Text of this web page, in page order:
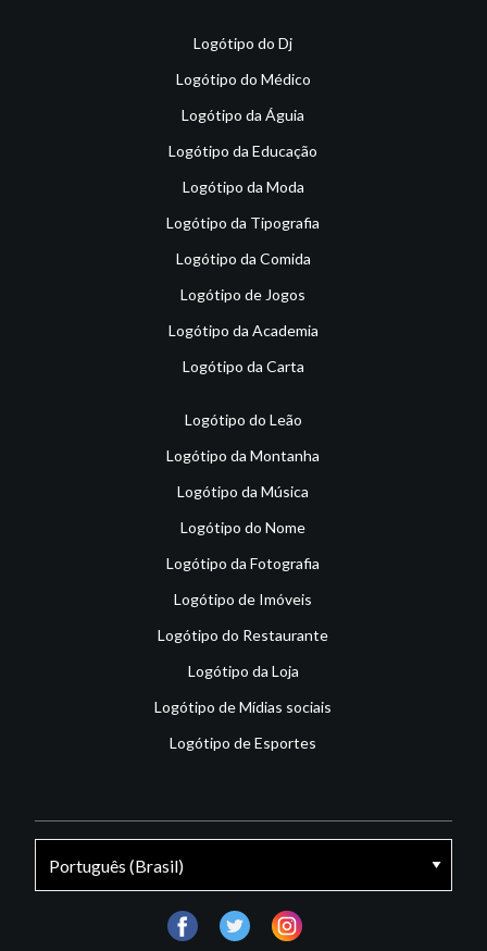
Logótipo do Dj
Logótipo do Médico
Logótipo da Águia
Logótipo da Educação
Logótipo da Moda
Logótipo da Tipografia
Logótipo da Comida
Logótipo de Jogos
Logótipo da Academia
Logótipo da Carta
Logótipo do Leão
Logótipo da Montanha
Logótipo da Música
Logótipo do Nome
Logótipo da Fotografia
Logótipo de Imóveis
Logótipo do Restaurante
Logótipo da Loja
Logótipo de Mídias sociais
Logótipo de Esportes
facebooktwitter instagram